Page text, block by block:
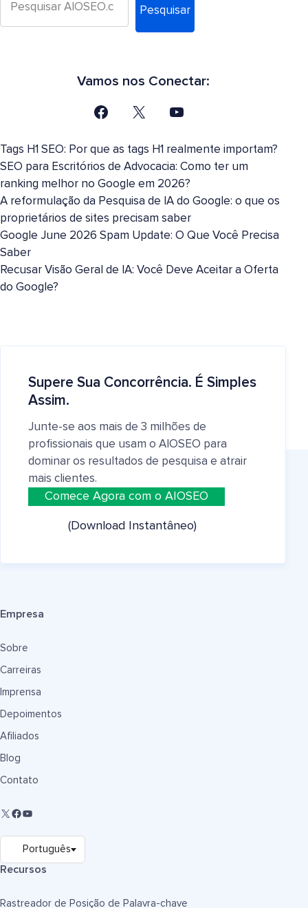
Pesquisar
Vamos nos Conectar:
Tags H1 SEO: Por que as tags H1 realmente importam?
SEO para Escritórios de Advocacia: Como ter um
ranking melhor no Google em 2026?
A reformulação da Pesquisa de IA do Google: o que os
proprietários de sites precisam saber
Google June 2026 Spam Update: O Que Você Precisa
Saber
Recusar Visão Geral de IA: Você Deve Aceitar a Oferta
do Google?
Supere Sua Concorrência. É Simples
Assim.
Junte-se aos mais de 3 milhões de
profissionais que usam o AIOSEO para
dominar os resultados de pesquisa e atrair
mais clientes.
Comece Agora com o AIOSEO
(Download Instantâneo)
Empresa
Sobre
Carreiras
Imprensa
Depoimentos
Afiliados
Blog
Contato
Recursos
Rastreador de Posição de Palavra-chave